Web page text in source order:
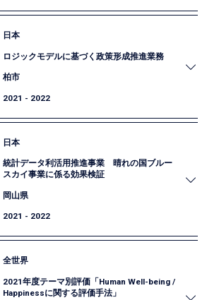
利用データ等を活用して、事業効果の検証を行いま
した。また、同評価の実施を通じて、JICA事業評価
広島県は、エビデンスを活用した政策立案を実装す
るための体制構築を全国に先駆けて進めていまし
た。私たちは、令和元年度・2年度に引き続き、施
いった業務を通じて、広島県が目指す「根拠に基づ
く政策形成体制の構築」の支援を行いました。
日本
ロジックモデルに基づく政策形成推進業務
柏市
2021 - 2022
柏市では、機動的かつ効果的な政策を立案・実行し
ていくためロジックモデルを用いたプロセスマネジ
メントを行っています。本業務ではこのプロセスマ
ネジメントをより効果的に実装するために政策立
案・実行のために必要となるロジック思考の研修を
日本
統計データ利活用推進事業 晴れの国ブルー
スカイ事業に係る効果検証
岡山県
2021 - 2022
岡山県は圃場の野焼きの減少のために、稲わら分解
促進剤の購入補助や利用促進のための啓発を実施し
全世界
2021年度テーマ別評価「Human Well-being /
Happinessに関する評価手法」